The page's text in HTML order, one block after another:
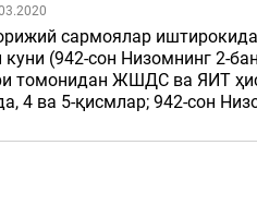
сармоялар
куни (942-сон Низомнинг 2-
томонидан ЖШДС ва ЯИТ
4 ва 5-қисмлар; 942-сон